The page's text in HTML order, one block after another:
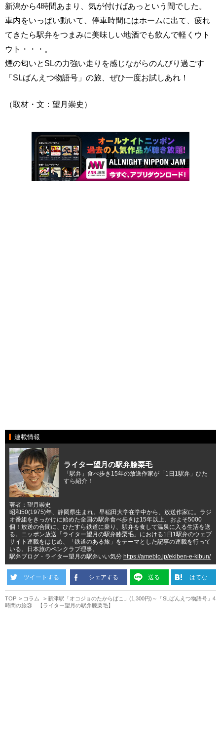
新潟から4時間あまり、気が付けばあっという間でした。
車内をいっぱい動いて、停車時間にはホームに出て、疲れ
てきたら駅弁をつまみに美味しい地酒でも飲んで軽くウト
ウト・・・。
煙の匂いとSLの力強い走りを感じながらのんびり過ごす
「SLばんえつ物語号」の旅、ぜひ一度お試しあれ！
（取材・文：望月崇史）
連載情報
ライター望月の駅弁膝栗毛
「駅弁」食べ歩き15年の放送作家が「1日1駅弁」ひた
すら紹介！
著者：望月崇史
昭和50(1975)年、静岡県生まれ。早稲田大学在学中から、放送作家に。ラジ
オ番組をきっかけに始めた全国の駅弁食べ歩きは15年以上、およそ5000
個！放送の合間に、ひたすら鉄道に乗り、駅弁を食して温泉に入る生活を送
る。ニッポン放送「ライター望月の駅弁膝栗毛」における1日1駅弁のウェブ
サイト連載をはじめ、「鉄道のある旅」をテーマとした記事の連載を行って
いる。日本旅のペンクラブ理事。
駅弁ブログ・ライター望月の駅弁いい気分 https://ameblo.jp/ekiben-e-kibun/
ツイートする シェアする 送る はてな
TOP コラム
新津駅「オコジョのたからばこ」(1,300円)～「SLばんえつ物語号」4
時間の旅③ 【ライター望月の駅弁膝栗毛】